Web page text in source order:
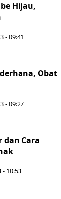
Hijau,
- 09:41
Obat
- 09:27
dan Cara
- 10:53